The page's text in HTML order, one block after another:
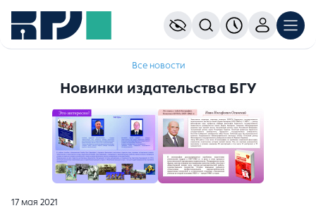
Все новости
Новинки издательства БГУ
17 мая 2021